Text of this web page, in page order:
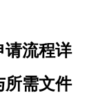
请流程详
所需文件